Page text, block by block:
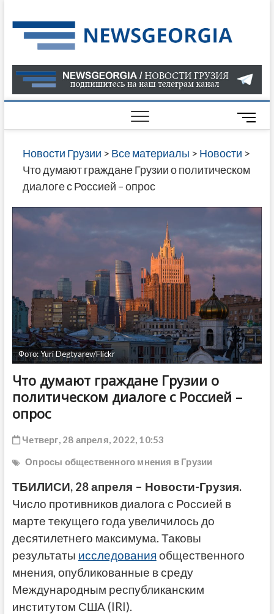
to
content
О
В
ГРУЗИИ
САЙТЕ
M
e
n
u
o
n
Новости Грузии > Все материалы > Новости >
Что думают граждане Грузии о политическом
диалоге с Россией – опрос
Фото: Yuri Degtyarev/Flickr
Что думают граждане Грузии о
политическом диалоге с Россией –
опрос
Четверг, 28 апреля, 2022, 10:53
Опросы общественного мнения в Грузии
ТБИЛИСИ, 28 апреля – Новости-Грузия.
Число противников диалога с Россией в
марте текущего года увеличилось до
десятилетнего максимума. Таковы
результаты исследования общественного
мнения, опубликованные в среду
Международным республиканским
институтом США (IRI).